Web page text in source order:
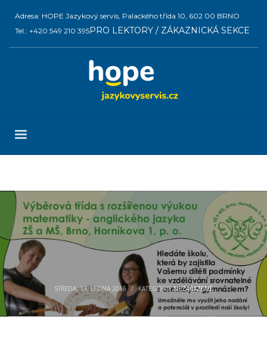
Adresa: HOPE Jazykový servis, Palackého třída 10, 602 00 BRNO
Tel.: +420 549 210 395PRO LEKTORY / ZÁKAZNICKÁ SEKCE
STŘEDA, 13. LEDNA 2016 / KATEGORIENEZAŘAZENÉ